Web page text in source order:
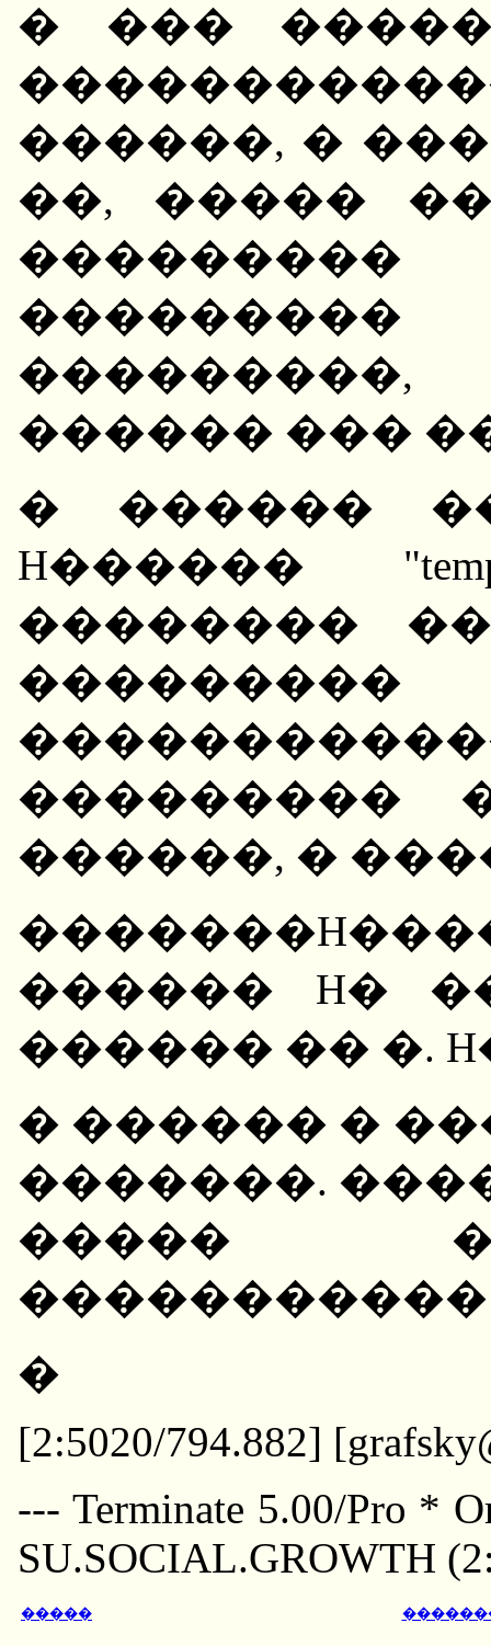
� ���
������, �
��, �����
���������
������ ���
� ������
H������
��������
���������
������, �
������ H�
������ �� �.
� ������ �
�������.
�����
�
[2:5020/794.882]
--- Terminate 5.00/Pro *
SU.SOCIAL.GROWTH
�����